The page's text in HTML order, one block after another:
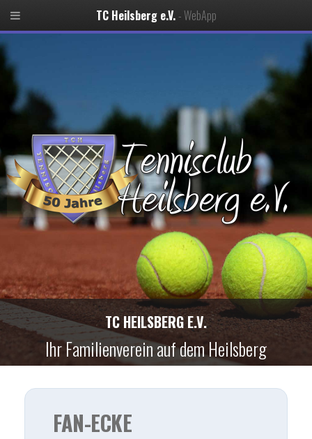
TC HEILSBERG E.V.
Ihr Familienverein auf dem Heilsberg
FAN-ECKE
TC Heilsberg e.V.- WebApp